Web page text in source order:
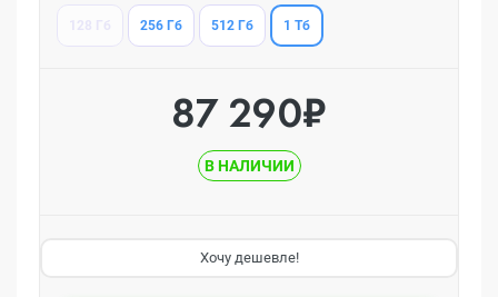
256 Гб 512 Гб 1 Тб
87 290₽
В НАЛИЧИИ
Хочу дешевле!